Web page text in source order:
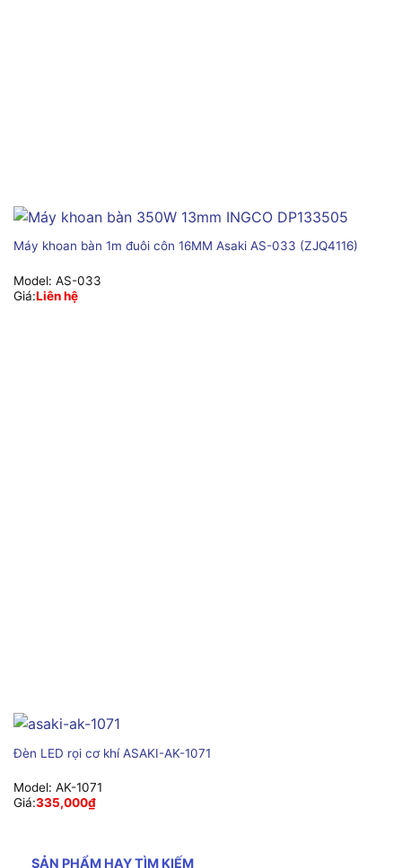
Máy khoan bàn 1m đuôi côn 16MM Asaki AS-033 (ZJQ4116)
Model: AS-033
Giá:Liên hệ
Đèn LED rọi cơ khí ASAKI-AK-1071
Model: AK-1071
Giá:335,000₫
SẢN PHẨM HAY TÌM KIẾM